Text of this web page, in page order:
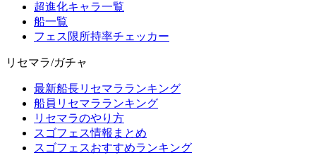
超進化キャラ一覧
船一覧
フェス限所持率チェッカー
リセマラ/ガチャ
最新船長リセマラランキング
船員リセマラランキング
リセマラのやり方
スゴフェス情報まとめ
スゴフェスおすすめランキング